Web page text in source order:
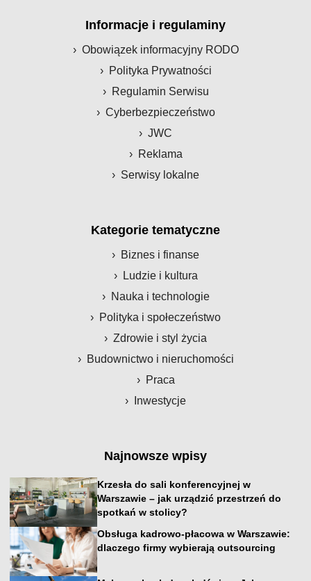
Informacje i regulaminy
Obowiązek informacyjny RODO
Polityka Prywatności
Regulamin Serwisu
Cyberbezpieczeństwo
JWC
Reklama
Serwisy lokalne
Kategorie tematyczne
Biznes i finanse
Ludzie i kultura
Nauka i technologie
Polityka i społeczeństwo
Zdrowie i styl życia
Budownictwo i nieruchomości
Praca
Inwestycje
Najnowsze wpisy
Krzesła do sali konferencyjnej w
Warszawie – jak urządzić przestrzeń do
spotkań w stolicy?
Obsługa kadrowo-płacowa w Warszawie:
dlaczego firmy wybierają outsourcing